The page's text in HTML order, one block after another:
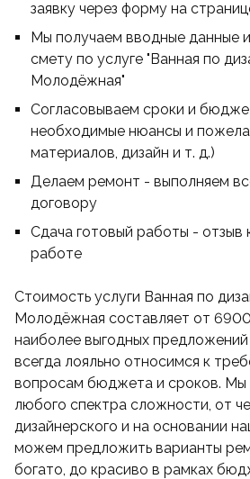
заявку через форму на
Мы получаем вводные данные
смету по услуге "Ванная по
Молодёжная"
Согласовываем сроки и
необходимые нюансы и
материалов, дизайн и т. д.)
Делаем ремонт - выполняем
договору
Сдача готовый работы - отзыв
работе
Стоимость услуги Ванная по
Молодёжная составляет от
наиболее выгодных
всегда лояльно относимся к
вопросам бюджета и сроков. Мы
любого спектра сложности, от
дизайнерского и на основании
можем предложить варианты
богато, до красиво в рамках